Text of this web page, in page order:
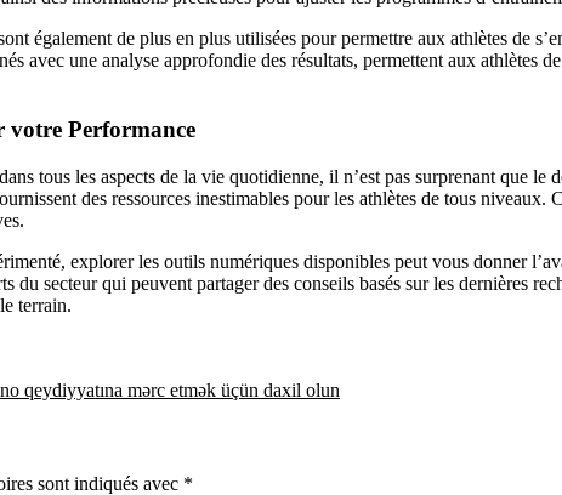
également de plus en plus utilisées pour permettre aux athlètes de
avec une analyse approfondie des résultats, permettent aux athlètes
votre Performance
tous les aspects de la vie quotidienne, il n’est pas surprenant que
des ressources inestimables pour les athlètes de tous
explorer les outils numériques disponibles peut vous donner
du secteur qui peuvent partager des conseils basés sur les dernières
terrain.
qeydiyyatına mərc etmək üçün daxil olun
sont indiqués avec *